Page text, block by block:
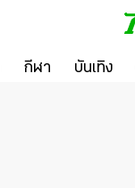
กีฬา บันเทิง